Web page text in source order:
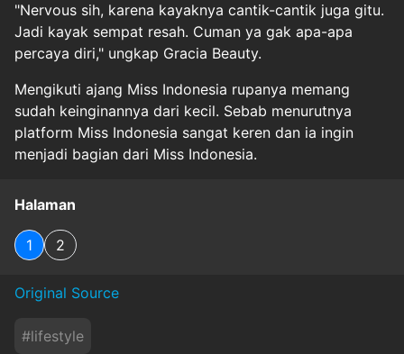
"Nervous sih, karena kayaknya cantik-cantik juga gitu.
Jadi kayak sempat resah. Cuman ya gak apa-apa
percaya diri," ungkap Gracia Beauty.
Mengikuti ajang Miss Indonesia rupanya memang
sudah keinginannya dari kecil. Sebab menurutnya
platform Miss Indonesia sangat keren dan ia ingin
menjadi bagian dari Miss Indonesia.
Halaman
1 2
Original Source
#lifestyle